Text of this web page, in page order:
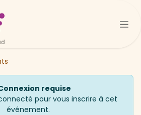
requise
pour vous inscrire à cet
événement.